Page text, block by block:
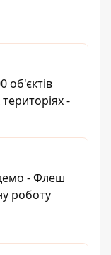
об'єктів
-
- Флеш
роботу